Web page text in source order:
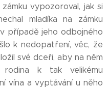
vypozoroval, jak si
mladíka na zámku
případě jeho odbojného
k nedopatření, věc, že
své dceři, aby na něm
k tak velikému
vína a vyptávání u něho